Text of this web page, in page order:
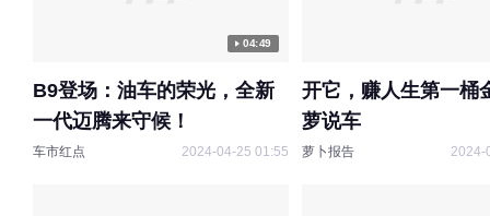
04:49
B9登场：油车的荣光，全新
一代迈腾来守候！
车市红点 2024-04-25 01:55
开它，赚人生第一桶
萝说车
萝卜报告 2024-